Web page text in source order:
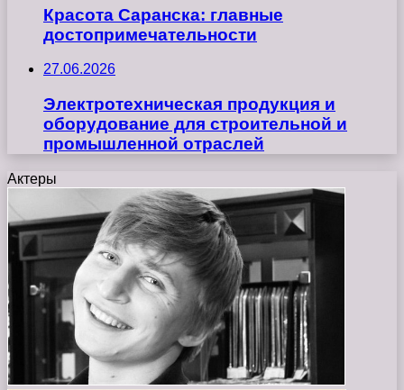
Красота Саранска: главные
достопримечательности
27.06.2026
Электротехническая продукция и
оборудование для строительной и
промышленной отраслей
Актеры